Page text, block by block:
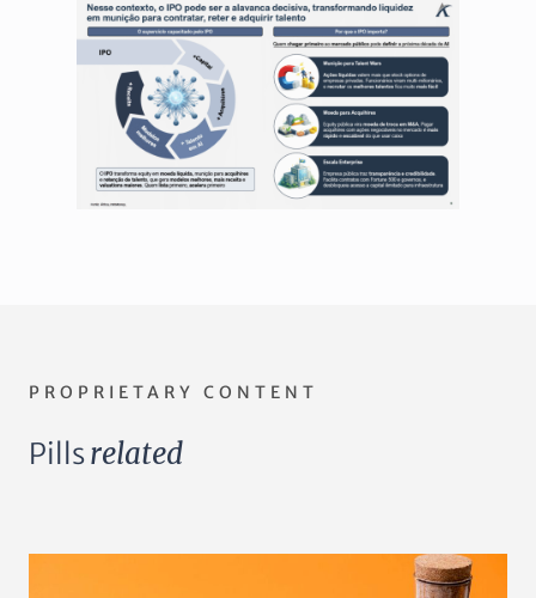
PROPRIETARY CONTENT
Pillsrelated